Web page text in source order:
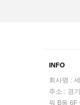
INFO
회사명 :
주소 : 경
워 B동 6F